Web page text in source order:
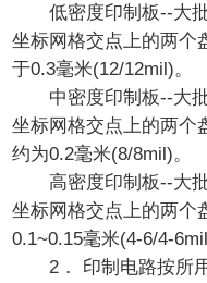
低密度印制板--大批
坐标网格交点上的两个
于0.3毫米(12/12mil)。
中密度印制板--大批
坐标网格交点上的两个
约为0.2毫米(8/8mil)。
高密度印制板--大批
坐标网格交点上的两个
0.1~0.15毫米(4-6/4-
2． 印制电路按所用